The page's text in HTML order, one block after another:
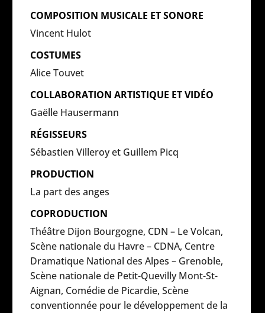
COMPOSITION MUSICALE ET SONORE
Vincent Hulot
COSTUMES
Alice Touvet
COLLABORATION ARTISTIQUE ET VIDÉO
Gaëlle Hausermann
RÉGISSEURS
Sébastien Villeroy et Guillem Picq
PRODUCTION
La part des anges
COPRODUCTION
Théâtre Dijon Bourgogne, CDN – Le Volcan,
Scène nationale du Havre – CDNA, Centre
Dramatique National des Alpes – Grenoble,
Scène nationale de Petit-Quevilly Mont-St-
Aignan, Comédie de Picardie, Scène
conventionnée pour le développement de la